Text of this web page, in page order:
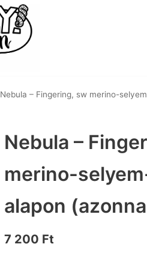
Nebula – Fingering, sw merino-
Nebula –
merino-
alapon
7 200 Ft